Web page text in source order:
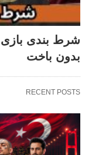
شرط بندی بازی
بدون باخت
RECENT POSTS